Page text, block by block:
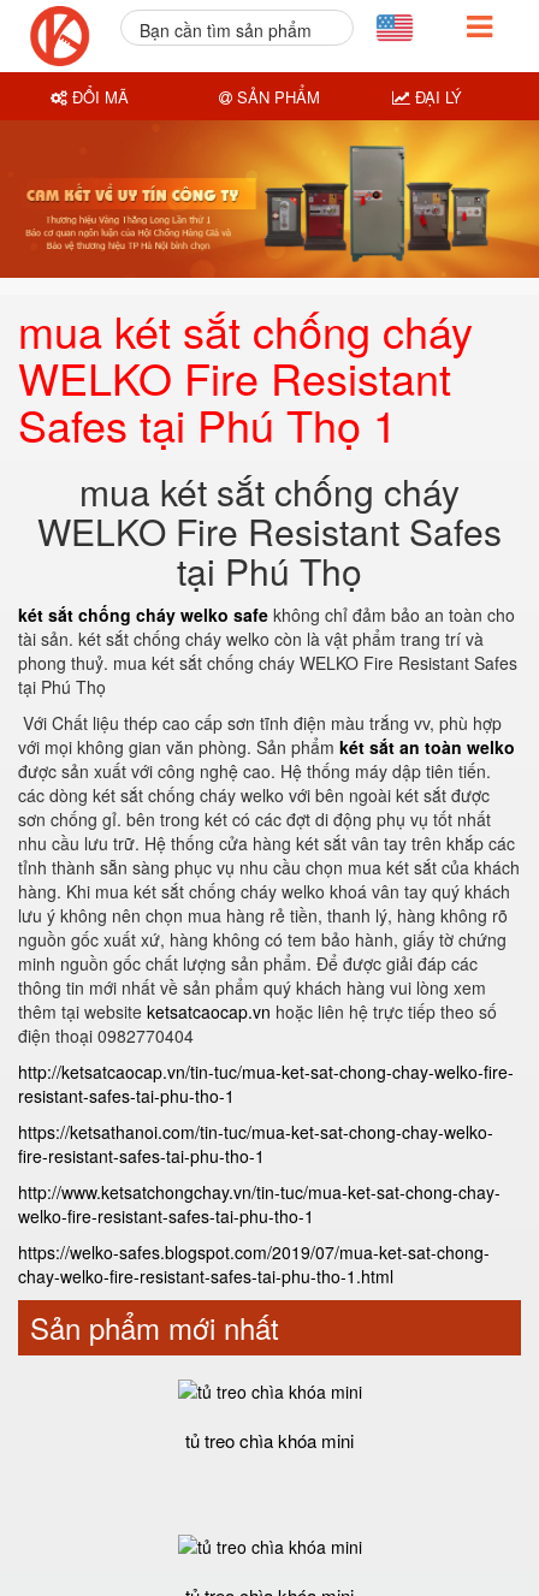
mua két sắt chống cháy
WELKO Fire Resistant
Safes tại Phú Thọ 1
mua két sắt chống cháy
WELKO Fire Resistant Safes
tại Phú Thọ
két sắt chống cháy welko safe không chỉ đảm bảo an toàn cho
tài sản. két sắt chống cháy welko còn là vật phẩm trang trí và
phong thuỷ. mua két sắt chống cháy WELKO Fire Resistant Safes
tại Phú Thọ
Với Chất liệu thép cao cấp sơn tĩnh điện màu trắng vv, phù hợp
với mọi không gian văn phòng. Sản phẩm két sắt an toàn welko
được sản xuất với công nghệ cao. Hệ thống máy dập tiên tiến.
các dòng két sắt chống cháy welko với bên ngoài két sắt được
sơn chống gỉ. bên trong két có các đợt di động phụ vụ tốt nhất
nhu cầu lưu trữ. Hệ thống cửa hàng két sắt vân tay trên khắp các
tỉnh thành sẵn sàng phục vụ nhu cầu chọn mua két sắt của khách
hàng. Khi mua két sắt chống cháy welko khoá vân tay quý khách
lưu ý không nên chọn mua hàng rẻ tiền, thanh lý, hàng không rõ
nguồn gốc xuất xứ, hàng không có tem bảo hành, giấy tờ chứng
minh nguồn gốc chất lượng sản phẩm. Để được giải đáp các
thông tin mới nhất về sản phẩm quý khách hàng vui lòng xem
thêm tại website ketsatcaocap.vn hoặc liên hệ trực tiếp theo số
điện thoại 0982770404
http://ketsatcaocap.vn/tin-tuc/mua-ket-sat-chong-chay-welko-fire-
resistant-safes-tai-phu-tho-1
https://ketsathanoi.com/tin-tuc/mua-ket-sat-chong-chay-welko-
fire-resistant-safes-tai-phu-tho-1
http://www.ketsatchongchay.vn/tin-tuc/mua-ket-sat-chong-chay-
welko-fire-resistant-safes-tai-phu-tho-1
https://welko-safes.blogspot.com/2019/07/mua-ket-sat-chong-
chay-welko-fire-resistant-safes-tai-phu-tho-1.html
Sản phẩm mới nhất
tủ treo chìa khóa mini
Bạn cần tìm sản phẩm
ĐỔI MÃ SẢN PHẨM ĐẠI LÝ